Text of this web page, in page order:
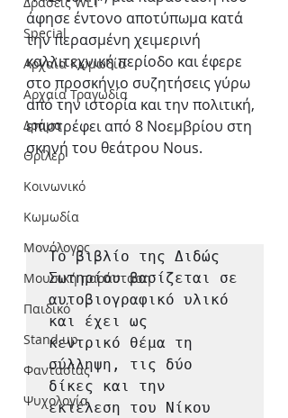
Special
Αρχαία Κωμωδία
Αρχαία Τραγωδία
Δράμα
Θρίλερ
Κοινωνικό
Κωμωδία
Μονόλογος
Μουσική παράσταση
Παιδικό
Stand up
Φαντασίας
Ψυχολογία
άφησε έντονο αποτύπωμα κατά
την περασμένη χειμερινή
καλλιτεχνική περίοδο και έφερε
στο προσκήνιο συζητήσεις γύρω
από την ιστορία και την πολιτική,
επιστρέφει από 8 Νοεμβρίου στη
σκηνή του θεάτρου Nous.
Το βιβλίο της Διδώς
Σωτηρίου βασίζεται σε
αυτοβιογραφικό υλικό
και έχει ως
κεντρικό θέμα τη
σύλληψη, τις δύο
δίκες και την
εκτέλεση του Νίκου